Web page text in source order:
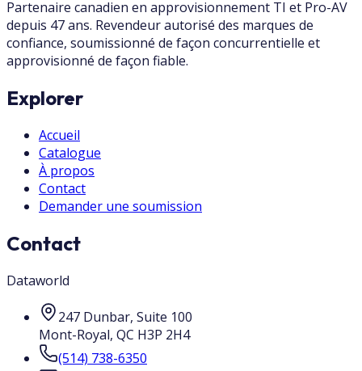
Partenaire canadien en approvisionnement TI et Pro-AV
depuis 47 ans. Revendeur autorisé des marques de
confiance, soumissionné de façon concurrentielle et
approvisionné de façon fiable.
Explorer
Accueil
Catalogue
À propos
Contact
Demander une soumission
Contact
Dataworld
247 Dunbar, Suite 100
Mont-Royal, QC H3P 2H4
(514) 738-6350